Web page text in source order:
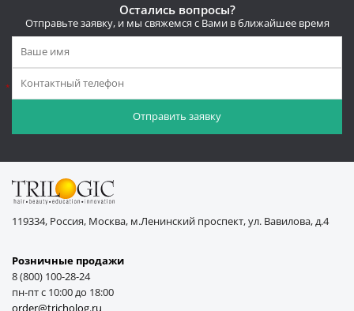
Остались вопросы?
Отправьте заявку, и мы свяжемся с Вами в ближайшее время
*
119334, Россия, Москва, м.Ленинский проспект, ул. Вавилова, д.4
Розничные продажи
8 (800) 100-28-24
пн-пт с 10:00 до 18:00